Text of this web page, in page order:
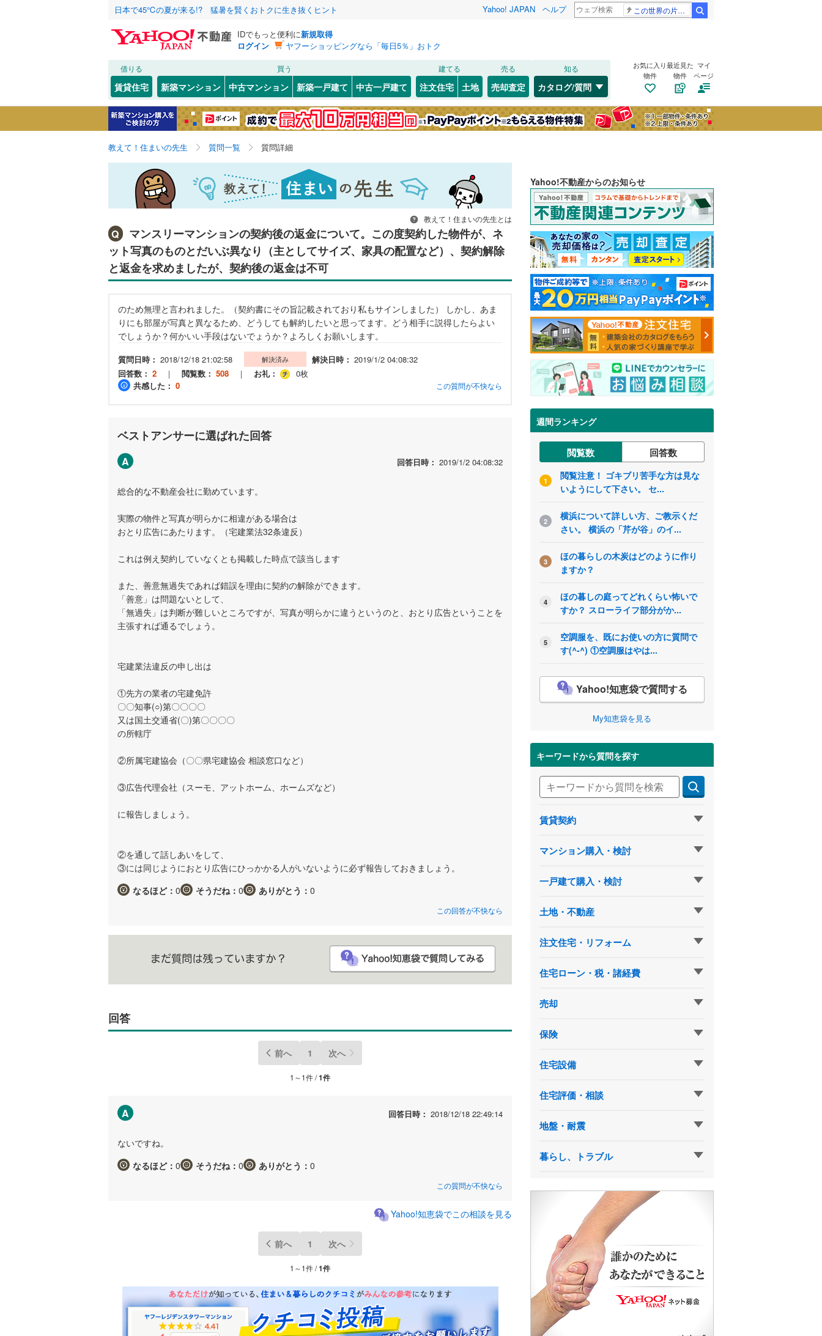
日本で45℃の夏が来る!? 猛暑を賢くおトクに生き抜くヒント Yahoo! JAPAN ヘルプ この世界の片隅に
IDでもっと便利に新規取得
ログイン
ヤフーショッピングなら「毎日5％」おトク
借りる
賃貸住宅
買う
新築マンション 中古マンション 新築一戸建て 中古一戸建て
建てる
注文住宅 土地
売る
売却査定
知る
カタログ/質問
お気に入り
物件
最近見た
物件
マイ
ページ
教えて！住まいの先生 質問一覧 質問詳細
教えて！住まいの先生とは
Q
マンスリーマンションの契約後の返金について。この度契約した物件が、ネ
ット写真のものとだいぶ異なり（主としてサイズ、家具の配置など）、契約解除
と返金を求めましたが、契約後の返金は不可
のため無理と言われました。（契約書にその旨記載されており私もサインしました） しかし、あま
りにも部屋が写真と異なるため、どうしても解約したいと思ってます。どう相手に説得したらよい
でしょうか？何かいい手段はないでょうか？よろしくお願いします。
質問日時： 2018/12/18 21:02:58 解決済み 解決日時： 2019/1/2 04:08:32
回答数： 2 ｜ 閲覧数： 508 ｜ お礼：
0枚
共感した： 0 この質問が不快なら
ベストアンサーに選ばれた回答
A 回答日時： 2019/1/2 04:08:32
総合的な不動産会社に勤めています。
実際の物件と写真が明らかに相違がある場合は
おとり広告にあたります。（宅建業法32条違反）
これは例え契約していなくとも掲載した時点で該当します
また、善意無過失であれば錯誤を理由に契約の解除ができます。
「善意」は問題ないとして、
「無過失」は判断が難しいところですが、写真が明らかに違うというのと、おとり広告ということを
主張すれば通るでしょう。
宅建業法違反の申し出は
①先方の業者の宅建免許
〇〇知事(○)第〇〇〇〇
又は国土交通省(〇)第〇〇〇〇
の所轄庁
②所属宅建協会（〇〇県宅建協会 相談窓口など）
③広告代理会社（スーモ、アットホーム、ホームズなど）
に報告しましょう。
②を通して話しあいをして、
③には同じようにおとり広告にひっかかる人がいないように必ず報告しておきましょう。
なるほど： 0 そうだね： 0 ありがとう： 0
この回答が不快なら
回答
前へ 1 次へ
1～1件 /1件
A 回答日時： 2018/12/18 22:49:14
ないですね。
なるほど： 0 そうだね： 0 ありがとう： 0
この質問が不快なら
Yahoo!知恵袋でこの相談を見る
前へ 1 次へ
1～1件 /1件
Yahoo!不動産からのお知らせ
週間ランキング
閲覧数 回答数
1
閲覧注意！ ゴキブリ苦手な方は見な
いようにして下さい。 セ...
2
横浜について詳しい方、ご教示くだ
さい。 横浜の「芹が谷」のイ...
3
ほの暮らしの木炭はどのように作り
ますか？
4
ほの暮しの庭ってどれくらい怖いで
すか？ スローライフ部分がか...
5
空調服を、既にお使いの方に質問で
す(^-^) ①空調服はやは...
Yahoo!知恵袋で質問する
My知恵袋を見る
キーワードから質問を探す
賃貸契約
マンション購入・検討
一戸建て購入・検討
土地・不動産
注文住宅・リフォーム
住宅ローン・税・諸経費
売却
保険
住宅設備
住宅評価・相談
地盤・耐震
暮らし、トラブル